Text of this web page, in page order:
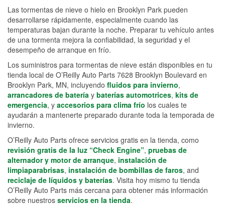
Las tormentas de nieve o hielo en Brooklyn Park pueden
desarrollarse rápidamente, especialmente cuando las
temperaturas bajan durante la noche. Preparar tu vehículo antes
de una tormenta mejora la confiabilidad, la seguridad y el
desempeño de arranque en frío.
Los suministros para tormentas de nieve están disponibles en tu
tienda local de O’Reilly Auto Parts 7628 Brooklyn Boulevard en
Brooklyn Park, MN, incluyendo fluidos para invierno,
arrancadores de batería y baterías automotrices, kits de
emergencia, y accesorios para clima frío los cuales te
ayudarán a mantenerte preparado durante toda la temporada de
invierno.
O’Reilly Auto Parts ofrece servicios gratis en la tienda, como
revisión gratis de la luz “Check Engine”, pruebas de
alternador y motor de arranque, instalación de
limpiaparabrisas, instalación de bombillas de faros, and
reciclaje de líquidos y baterías. Visita hoy mismo tu tienda
O’Reilly Auto Parts más cercana para obtener más información
sobre nuestros servicios en la tienda.